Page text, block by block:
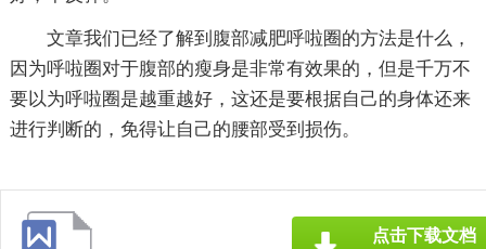
文章我们已经了解到腹部减肥呼啦圈的方法是什么，
因为呼啦圈对于腹部的瘦身是非常有效果的，但是千万不
要以为呼啦圈是越重越好，这还是要根据自己的身体还来
进行判断的，免得让自己的腰部受到损伤。
点击下载文档